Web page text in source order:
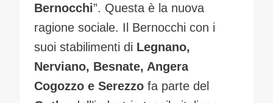
Bernocchi”. Questa è la nuova
ragione sociale. Il Bernocchi con i
suoi stabilimenti di Legnano,
Nerviano, Besnate, Angera
Cogozzo e Serezzo fa parte del